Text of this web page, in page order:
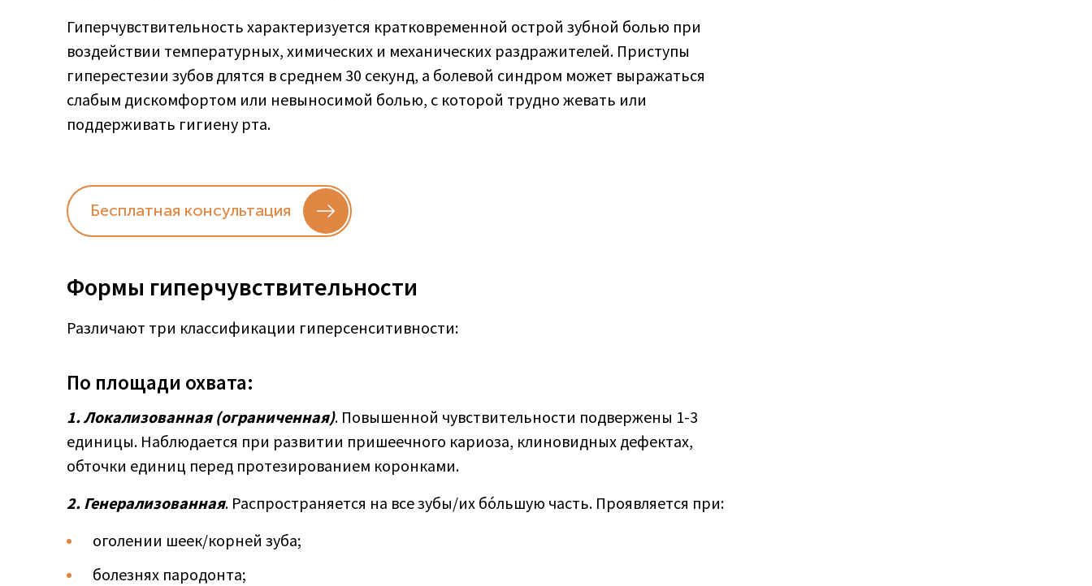
Гиперчувствительность характеризуется кратковременной острой зубной болью при
воздействии температурных, химических и механических раздражителей. Приступы
гиперестезии зубов длятся в среднем 30 секунд, а болевой синдром может выражаться
слабым дискомфортом или невыносимой болью, с которой трудно жевать или
поддерживать гигиену рта.
Бесплатная консультация
Формы гиперчувствительности
Различают три классификации гиперсенситивности:
По площади охвата:
1. Локализованная (ограниченная). Повышенной чувствительности подвержены 1-3
единицы. Наблюдается при развитии пришеечного кариоза, клиновидных дефектах,
обточки единиц перед протезированием коронками.
2. Генерализованная. Распространяется на все зубы/их бо́льшую часть. Проявляется при:
оголении шеек/корней зуба;
болезнях пародонта;